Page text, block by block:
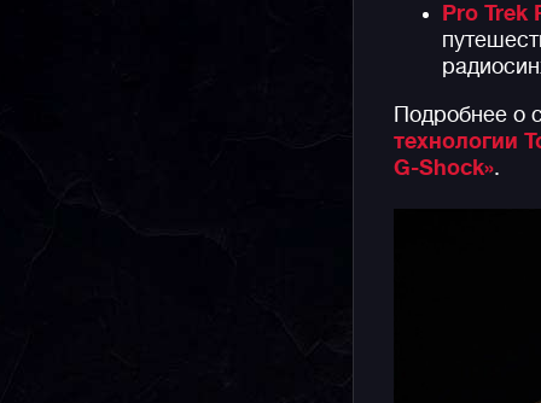
Pro Trek
Подробнее о
технологии
G‑Shock».